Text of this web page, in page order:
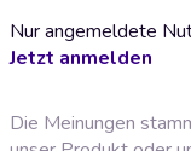
Nur angemeldete
Jetzt anmelden
Die Meinungen